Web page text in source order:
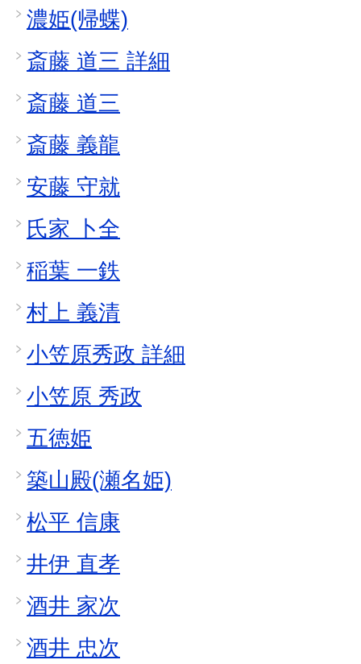
濃姫(帰蝶)
斎藤 道三 詳細
斎藤 道三
斎藤 義龍
安藤 守就
氏家 卜全
稲葉 一鉄
村上 義清
小笠原秀政 詳細
小笠原 秀政
五徳姫
築山殿(瀬名姫)
松平 信康
井伊 直孝
酒井 家次
酒井 忠次